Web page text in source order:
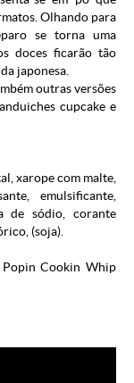
Olhando para
se torna uma
doces ficarão tão
japonesa.
outras versões
cupcake e
xarope com malte,
emulsificante,
de sódio, corante
(soja).
Popin Cookin Whip